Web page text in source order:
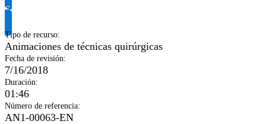
Solicitar información del producto
Tipo de recurso:
Animaciones de técnicas quirúrgicas
Fecha de revisión:
7/16/2018
Duración:
01:46
Número de referencia:
AN1-00063-EN